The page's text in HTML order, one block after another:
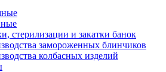
стерилизации и закатки банок
замороженных блинчиков
колбасных изделий